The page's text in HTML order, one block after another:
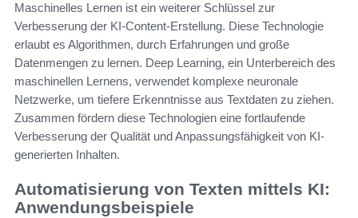
Maschinelles Lernen ist ein weiterer Schlüssel zur
Verbesserung der KI-Content-Erstellung. Diese Technologie
erlaubt es Algorithmen, durch Erfahrungen und große
Datenmengen zu lernen. Deep Learning, ein Unterbereich des
maschinellen Lernens, verwendet komplexe neuronale
Netzwerke, um tiefere Erkenntnisse aus Textdaten zu ziehen.
Zusammen fördern diese Technologien eine fortlaufende
Verbesserung der Qualität und Anpassungsfähigkeit von KI-
generierten Inhalten.
Automatisierung von Texten mittels KI:
Anwendungsbeispiele